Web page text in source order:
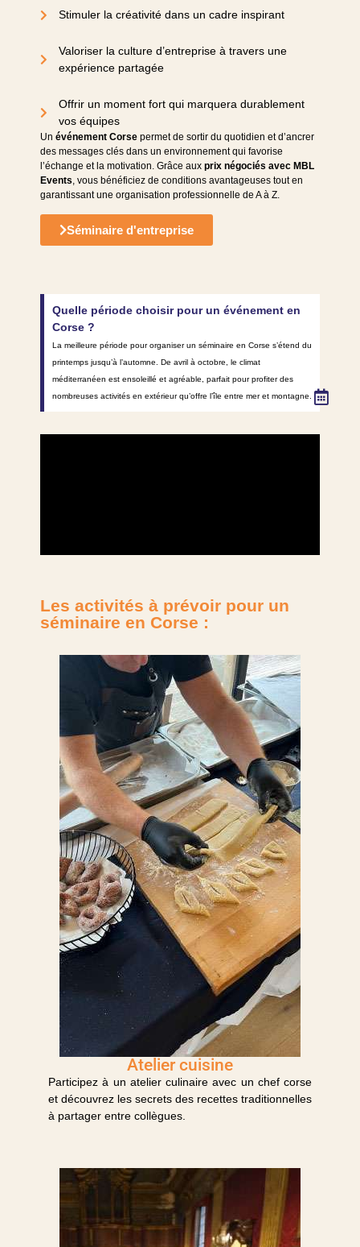
Stimuler la créativité dans un cadre inspirant
Valoriser la culture d’entreprise à travers une
expérience partagée
Offrir un moment fort qui marquera durablement
vos équipes
Un événement Corse permet de sortir du quotidien et d’ancrer
des messages clés dans un environnement qui favorise
l’échange et la motivation. Grâce aux prix négociés avec MBL
Events, vous bénéficiez de conditions avantageuses tout en
garantissant une organisation professionnelle de A à Z.
Séminaire d'entreprise
Quelle période choisir pour un événement en
Corse ?
La meilleure période pour organiser un séminaire en Corse s’étend du
printemps jusqu’à l’automne. De avril à octobre, le climat
méditerranéen est ensoleillé et agréable, parfait pour profiter des
nombreuses activités en extérieur qu’offre l’île entre mer et montagne.
Les activités à prévoir pour un
séminaire en Corse :
Atelier cuisine
Participez à un atelier culinaire avec un chef corse
et découvrez les secrets des recettes traditionnelles
à partager entre collègues.